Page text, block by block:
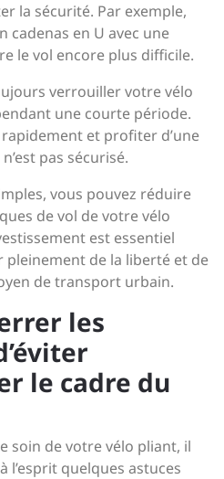
la sécurité. Par exemple,
cadenas en U avec une
le vol encore plus difficile.
verrouiller votre vélo
une courte période.
et profiter d’une
pas sécurisé.
vous pouvez réduire
de vol de votre vélo
est essentiel
de la liberté et de
de transport urbain.
les
le cadre du
soin de votre vélo pliant, il
quelques astuces